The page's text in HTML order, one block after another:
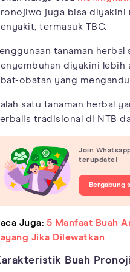
juga bisa diyakini
termasuk TBC.
tanaman
diyakini lebih
obatan yang
satu tanaman herbal
tradisional di NTB
Join
terupdate!
Bergabung
Juga: 5 Manfaat Buah
Jika Dilewatkan
Buah